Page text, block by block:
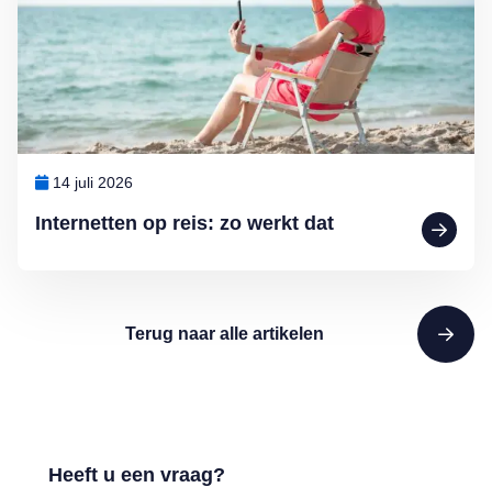
Internetten op reis: zo werkt dat
14 juli 2026
Terug naar alle artikelen
Heeft u een vraag?